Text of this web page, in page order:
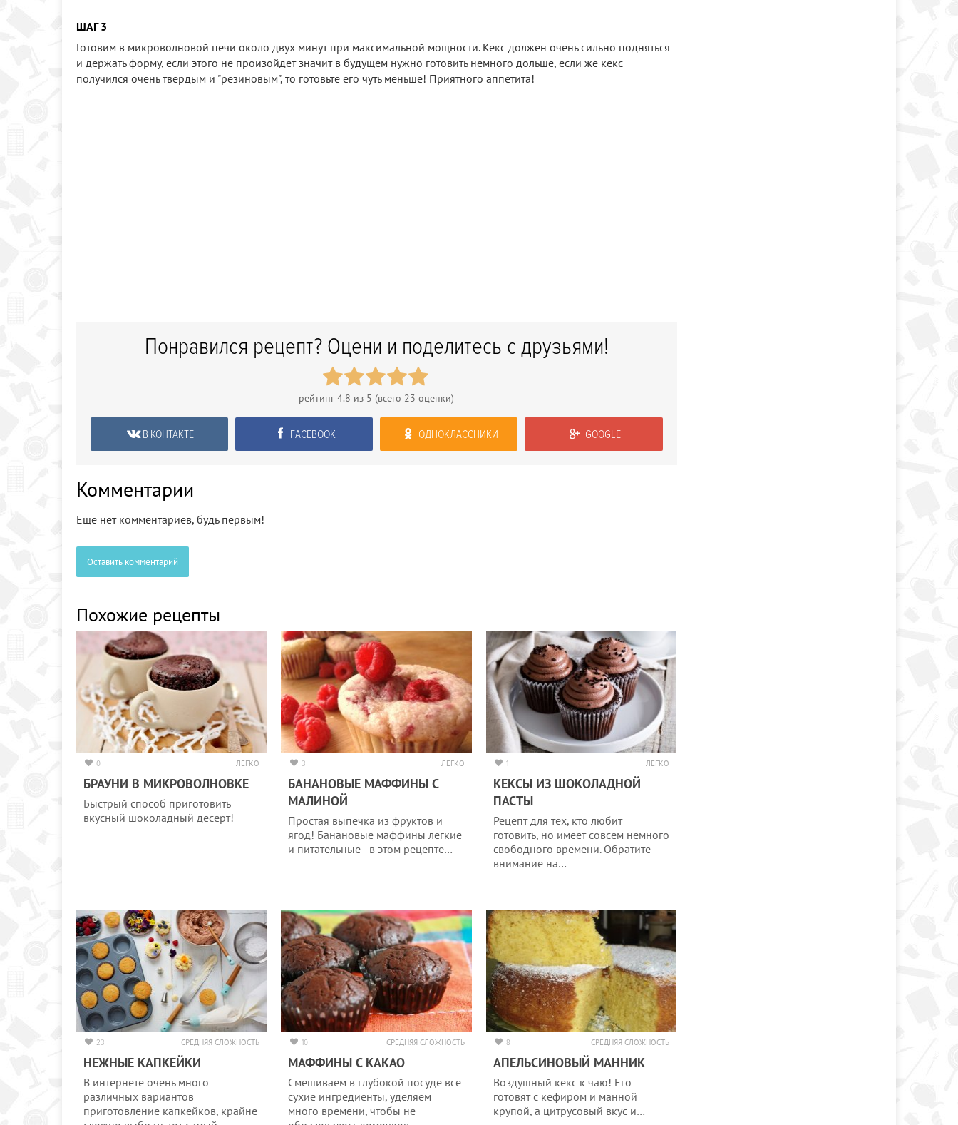
ШАГ 3
Готовим в микроволновой печи около двух минут при максимальной мощности. Кекс должен очень сильно подняться
и держать форму, если этого не произойдет значит в будущем нужно готовить немного дольше, если же кекс
получился очень твердым и "резиновым", то готовьте его чуть меньше! Приятного аппетита!
Понравился рецепт? Оцени и поделитесь с друзьями!
рейтинг4.8 из 5 (всего 23 оценки)
В КОНТАКТЕ FACEBOOK ОДНОКЛАССНИКИ GOOGLE
Комментарии
Еще нет комментариев, будь первым!
Оставить комментарий
Похожие рецепты
0 ЛЕГКО
БРАУНИ В МИКРОВОЛНОВКЕ
Быстрый способ приготовить
вкусный шоколадный десерт!
3 ЛЕГКО
БАНАНОВЫЕ МАФФИНЫ С
МАЛИНОЙ
Простая выпечка из фруктов и
ягод! Банановые маффины легкие
и питательные - в этом рецепте…
1 ЛЕГКО
КЕКСЫ ИЗ ШОКОЛАДНОЙ
ПАСТЫ
Рецепт для тех, кто любит
готовить, но имеет совсем немного
свободного времени. Обратите
внимание на…
23 СРЕДНЯЯ СЛОЖНОСТЬ
НЕЖНЫЕ КАПКЕЙКИ
В интернете очень много
различных вариантов
приготовление капкейков, крайне
10 СРЕДНЯЯ СЛОЖНОСТЬ
МАФФИНЫ С КАКАО
Смешиваем в глубокой посуде все
сухие ингредиенты, уделяем
много времени, чтобы не
8 СРЕДНЯЯ СЛОЖНОСТЬ
АПЕЛЬСИНОВЫЙ МАННИК
Воздушный кекс к чаю! Его
готовят с кефиром и манной
крупой, а цитрусовый вкус и…